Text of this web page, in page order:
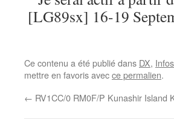
[LG89sx] 16-19
Ce contenu a été publié dans DX,
mettre en favoris avecce permalien.
← RV1CC/0 RM0F/P Kunashir Island